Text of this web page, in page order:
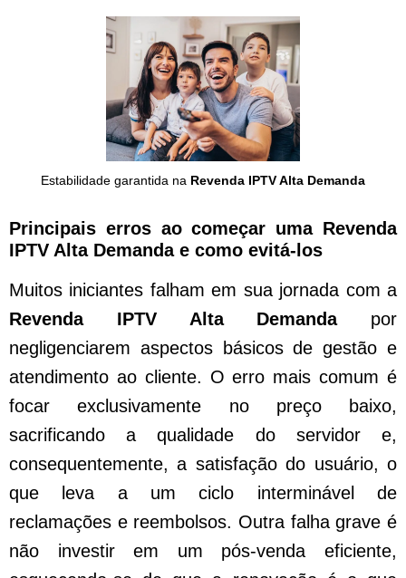
Estabilidade garantida na Revenda IPTV Alta Demanda
Principais erros ao começar uma Revenda
IPTV Alta Demanda e como evitá-los
Muitos iniciantes falham em sua jornada com a
Revenda IPTV Alta Demandapor
negligenciarem aspectos básicos de gestão e
atendimento ao cliente. O erro mais comum é
focar exclusivamente no preço baixo,
sacrificando a qualidade do servidor e,
consequentemente, a satisfação do usuário, o
que leva a um ciclo interminável de
reclamações e reembolsos. Outra falha grave é
não investir em um pós-venda eficiente,